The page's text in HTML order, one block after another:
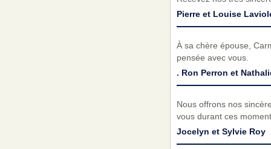
Pierre et Louise
À sa chère épouse,
pensée avec vous.
. Ron Perron et
Nous offrons nos
vous durant ces
Jocelyn et Sylvie Roy